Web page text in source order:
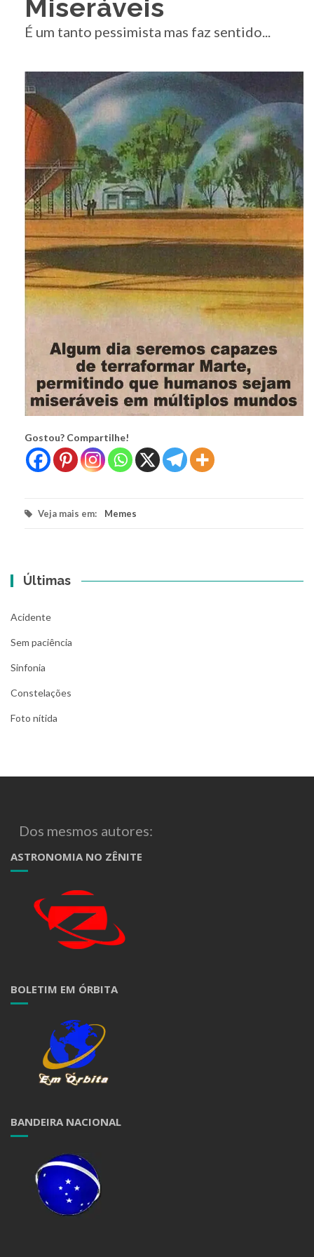
Miseráveis
É um tanto pessimista mas faz sentido...
Gostou? Compartilhe!
Veja mais em: Memes
Últimas
Acidente
Sem paciência
Sinfonia
Constelações
Foto nítida
Dos mesmos autores:
ASTRONOMIA NO ZÊNITE
BOLETIM EM ÓRBITA
BANDEIRA NACIONAL